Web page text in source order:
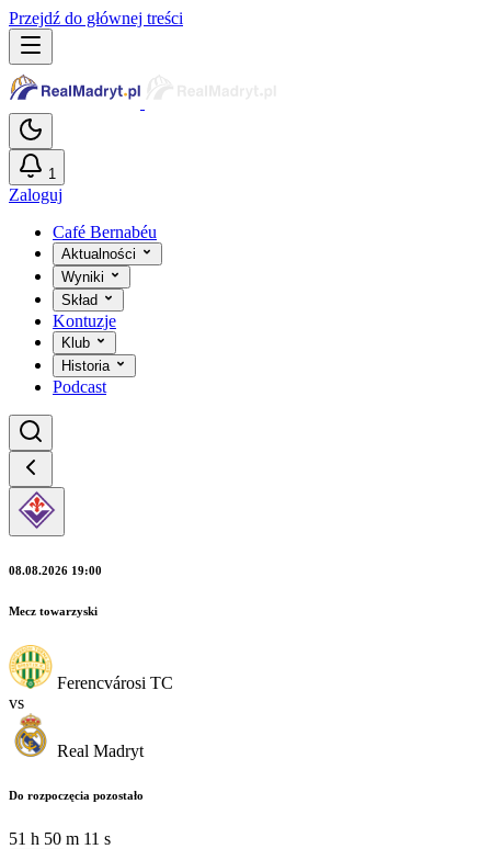
Przejdź do głównej treści
1
Zaloguj
Café Bernabéu
Aktualności
Wyniki
Skład
Kontuzje
Klub
Historia
Podcast
08.08.2026 19:00
Mecz towarzyski
Ferencvárosi TC
vs
Real Madryt
Do rozpoczęcia pozostało
51 h 50 m 09 s